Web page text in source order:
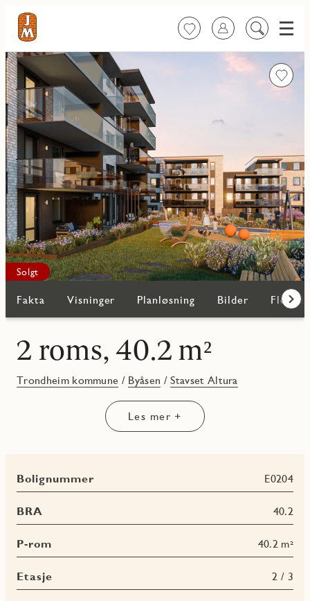
FavoritterLogg inn
Søk
innhold
Meny
Solgt
Fakta Visninger Planløsning Bilder Flere
2 roms, 40.2 m²
Trondheim kommune / Byåsen /Stavset Altura
Les mer +
Bolignummer E0204
BRA 40.2
P-rom 40.2 m²
Etasje 2 / 3